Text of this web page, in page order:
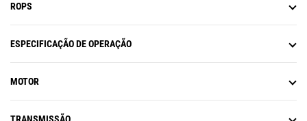
ROPS
ESPECIFICAÇÃO DE OPERAÇÃO
MOTOR